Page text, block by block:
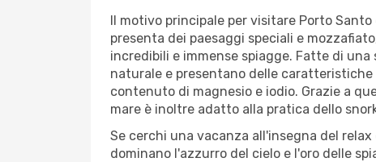
Il motivo principale per visitare Porto
presenta dei paesaggi speciali e
incredibili e immense spiagge. Fatte di
naturale e presentano delle
contenuto di magnesio e iodio. Grazie a
mare è inoltre adatto alla pratica dello
Se cerchi una vacanza all'insegna del
dominano l'azzurro del cielo e l'oro delle